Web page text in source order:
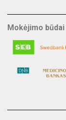
Mokėjimo būdai